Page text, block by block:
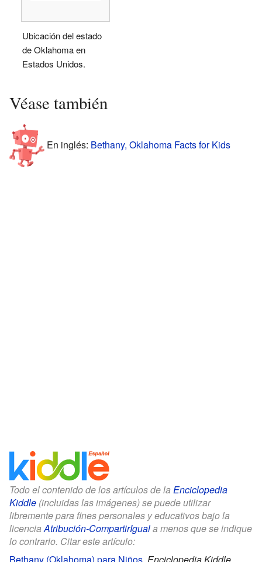
Ubicación del estado
de Oklahoma en
Estados Unidos.
Véase también
En inglés: Bethany, Oklahoma Facts for Kids
Todo el contenido de los artículos de la Enciclopedia
Kiddle (incluidas las imágenes) se puede utilizar
libremente para fines personales y educativos bajo la
licenciaAtribución-CompartirIguala menos que se indique
lo contrario. Citar este artículo: